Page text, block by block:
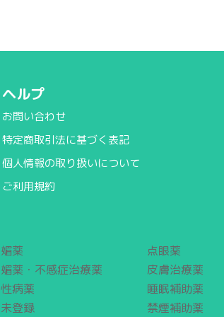
ヘルプ
お問い合わせ
特定商取引法に基づく表記
個人情報の取り扱いについて
ご利用規約
媚薬
媚薬・不感症治療薬
性病薬
未登録
点眼薬
皮膚治療薬
睡眠補助薬
禁煙補助薬